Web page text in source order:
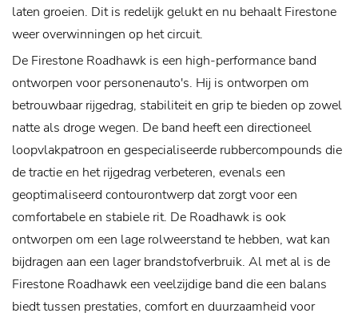
laten groeien. Dit is redelijk gelukt en nu behaalt Firestone
weer overwinningen op het circuit.
De Firestone Roadhawk is een high-performance band
ontworpen voor personenauto's. Hij is ontworpen om
betrouwbaar rijgedrag, stabiliteit en grip te bieden op zowel
natte als droge wegen. De band heeft een directioneel
loopvlakpatroon en gespecialiseerde rubbercompounds die
de tractie en het rijgedrag verbeteren, evenals een
geoptimaliseerd contourontwerp dat zorgt voor een
comfortabele en stabiele rit. De Roadhawk is ook
ontworpen om een ​​lage rolweerstand te hebben, wat kan
bijdragen aan een lager brandstofverbruik. Al met al is de
Firestone Roadhawk een veelzijdige band die een balans
biedt tussen prestaties, comfort en duurzaamheid voor